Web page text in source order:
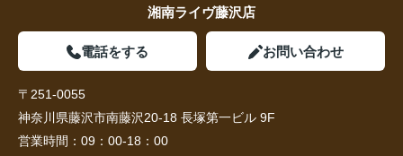
湘南ライヴ藤沢店
電話をする お問い合わせ
〒251-0055
神奈川県藤沢市南藤沢20-18 長塚第一ビル 9F
営業時間： 09：00-18：00